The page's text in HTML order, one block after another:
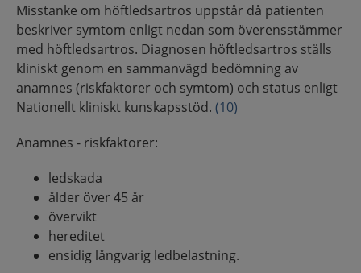
Misstanke om höftledsartros uppstår då patienten
beskriver symtom enligt nedan som överensstämmer
med höftledsartros. Diagnosen höftledsartros ställs
kliniskt genom en sammanvägd bedömning av
anamnes (riskfaktorer och symtom) och status enligt
Nationellt kliniskt kunskapsstöd. (10)
Anamnes - riskfaktorer:
ledskada
ålder över 45 år
övervikt
hereditet
ensidig långvarig ledbelastning.